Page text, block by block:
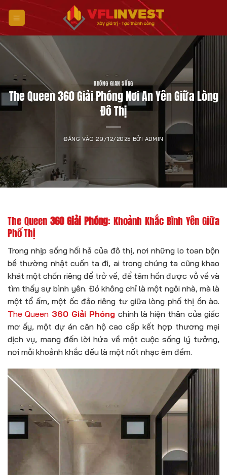
qua
nội
dung
KHÔNG GIAN SỐNG
The Queen 360 Giải Phóng Nơi An Yên Giữa Lòng
Đô Thị
ĐĂNG VÀO29/12/2025 BỞI ADMIN
The Queen 360 Giải Phóng: Khoảnh Khắc Bình Yên Giữa
Phố Thị
Trong nhịp sống hối hả của đô thị, nơi những lo toan bộn
bề thường nhật cuốn ta đi, ai trong chúng ta cũng khao
khát một chốn riêng để trở về, để tâm hồn được vỗ về và
tìm thấy sự bình yên. Đó không chỉ là một ngôi nhà, mà là
một tổ ấm, một ốc đảo riêng tư giữa lòng phố thị ồn ào.
The Queen 360 Giải Phóng chính là hiện thân của giấc
mơ ấy, một dự án căn hộ cao cấp kết hợp thương mại
dịch vụ, mang đến lời hứa về một cuộc sống lý tưởng,
nơi mỗi khoảnh khắc đều là một nốt nhạc êm đềm.